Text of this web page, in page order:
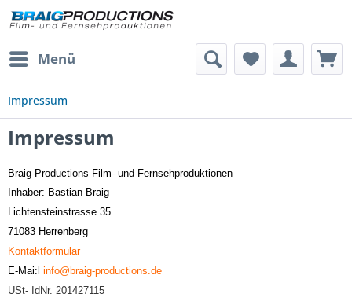
Menü
Impressum
Impressum
Braig-Productions Film- und Fernsehproduktionen
Inhaber: Bastian Braig
Lichtensteinstrasse 35
71083 Herrenberg
Kontaktformular
E-Mai:l info@braig-productions.de
USt- IdNr. 201427115